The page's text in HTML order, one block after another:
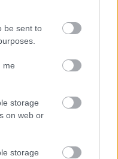
be sent to
me
storage
on web or
storage